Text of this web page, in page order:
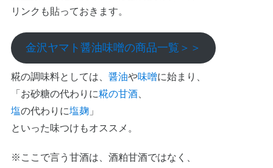
リンクも貼っておきます。
金沢ヤマト醤油味噌の商品一覧＞＞
糀の調味料としては、 醤油や味噌に始まり、
「お砂糖の代わりに糀の甘酒、
塩の代わりに塩麹 」
といった味つけもオススメ。
※ここで言う甘酒は、酒粕甘酒ではなく、